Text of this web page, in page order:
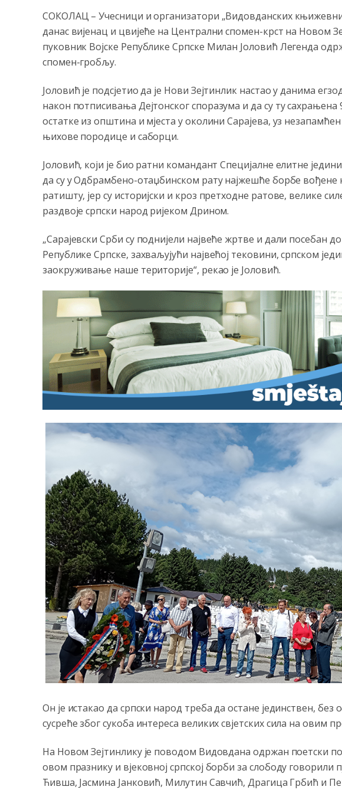
СОКОЛАЦ – Учесници и организатори „Видовданских
данас вијенац и цвијеће на Централни спомен-крст на Новом
пуковник Војске Републике Српске Милан Јоловић Легенда
спомен-гробљу.
Јоловић је подсјетио да је Нови Зејтинлик настао у данима
након потписивања Дејтонског споразума и да су ту сахрањена
остатке из општина и мјеста у околини Сарајева, уз
њихове породице и саборци.
Јоловић, који је био ратни командант Специјалне елитне
да су у Одбрамбено-отаџбинском рату најжешће борбе вођене
ратишту, јер су историјски и кроз претходне ратове, велике
раздвоје српски народ ријеком Дрином.
„Сарајевски Срби су поднијели највеће жртве и дали посебан
Републике Српске, захваљујући највећој тековини, српском
заокруживање наше територије“, рекао је Јоловић.
Он је истакао да српски народ треба да остане јединствен, без
сусреће због сукоба интереса великих свјетских сила на овим
На Новом Зејтинлику је поводом Видовдана одржан поетски
овом празнику и вјековној српској борби за слободу
Ћивша, Јасмина Јанковић, Милутин Савчић, Драгица Грбић и